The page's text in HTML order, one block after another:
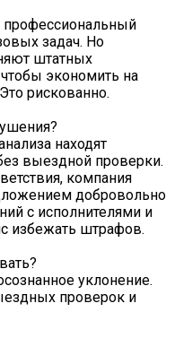
задач. Но
штатных
экономить на
рискованно.
находят
выездной проверки.
компания
добровольно
с исполнителями и
избежать штрафов.
уклонение.
проверок и